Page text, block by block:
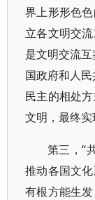
界上形形色
立各文明交
是文明交流
国政府和人
民主的相处
文明，最终实
第三，“
推动各国文
有根方能生